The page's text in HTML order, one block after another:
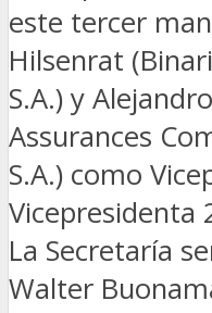
este tercer
Hilsenrat
S.A.) y
Assurances
S.A.) como
Vicepresidenta
La Secretaría
Walter